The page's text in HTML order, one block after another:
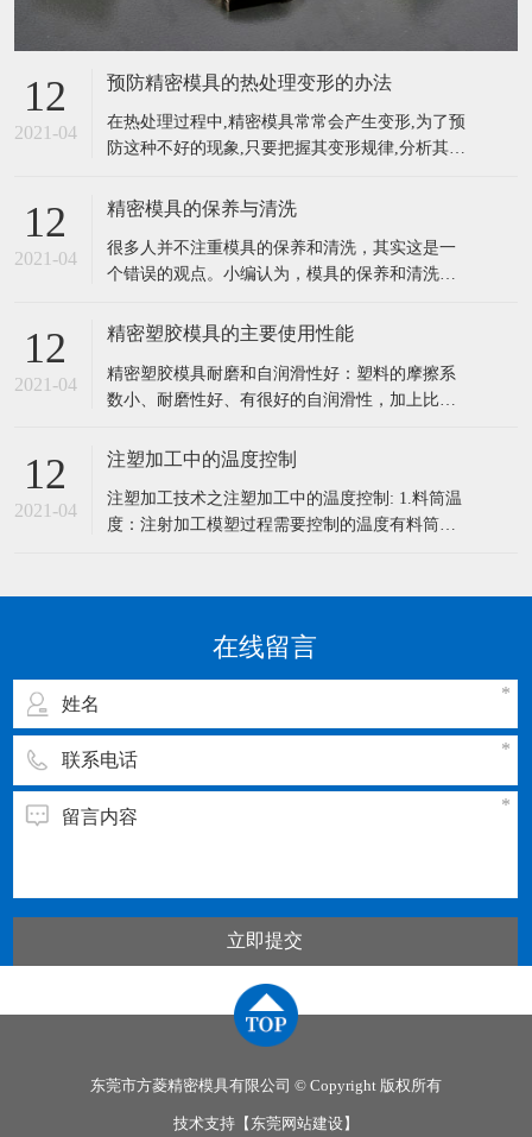
12
2021-04
预防精密模具的热处理变形的办法
在热处理过程中,精密模具常常会产生变形,为了预
防这种不好的现象,只要把握其变形规律,分析其产
能够减少的,也是能够控制的。一般来说,对精密复
道选材。对精密复杂模具应选择材质好的微变形
模具钢(如空淬钢)
12
2021-04
精密模具的保养与清洗
很多人并不注重模具的保养和清洗，其实这是一
个错误的观点。小编认为，模具的保养和清洗工
率，不注意保养和清洗也会影响模具的使用寿命
和清洗工作。 一：精密模具的保养5大要点 1、模
具长时间使用后必须磨刃口，研磨
12
2021-04
精密塑胶模具的主要使用性能
精密塑胶模具耐磨和自润滑性好：塑料的摩擦系
数小、耐磨性好、有很好的自润滑性，加上比强
至干摩擦条件下有效地工作。 1、密度小：塑料
的意义，尤其是对车辆、船舶、飞机、宇宙航天
器而言。 2、比强度和比刚度高：
12
2021-04
注塑加工中的温度控制
注塑加工技术之注塑加工中的温度控制: 1.料筒温
度：注射加工模塑过程需要控制的温度有料筒温
塑料的流动和冷却。每一种塑料都具有不同的流
动温度，同一种塑料，由于来源或牌号不同，其
流动温度及分解温度是有差别
在线留言
立即提交
东莞市方菱精密模具有限公司 © Copyright 版权所有
技术支持【 东莞网站建设】